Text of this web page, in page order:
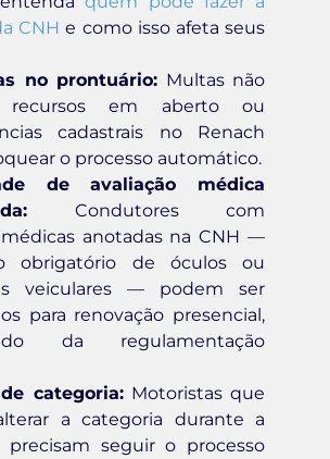
CNH e como isso afeta seus
no prontuário: Multas não
recursos em aberto ou
cadastrais no Renach
o processo automático.
de avaliação médica
Condutores com
anotadas na CNH —
obrigatório de óculos ou
veiculares — podem ser
para renovação presencial,
da regulamentação
categoria:Motoristas que
a categoria durante a
precisam seguir o processo